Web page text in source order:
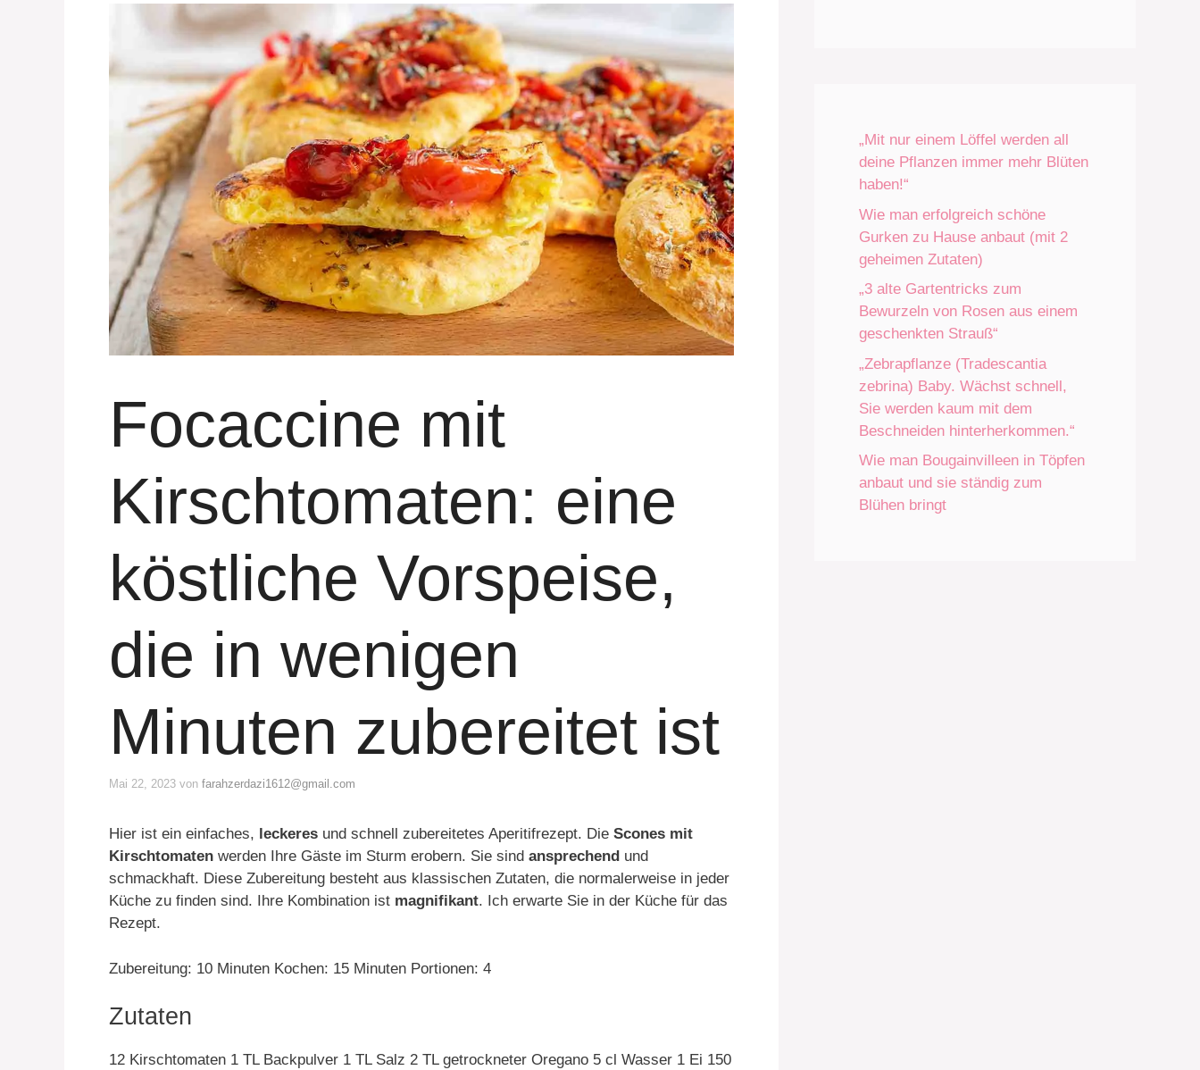
Focaccine mit
Kirschtomaten: eine
köstliche Vorspeise,
die in wenigen
Minuten zubereitet ist
Mai 22, 2023 von farahzerdazi1612@gmail.com
Hier ist ein einfaches, leckeres und schnell zubereitetes Aperitifrezept. Die Scones mit
Kirschtomaten werden Ihre Gäste im Sturm erobern. Sie sind ansprechend und
schmackhaft. Diese Zubereitung besteht aus klassischen Zutaten, die normalerweise in jeder
Küche zu finden sind. Ihre Kombination ist magnifikant. Ich erwarte Sie in der Küche für das
Rezept.
Zubereitung: 10 Minuten Kochen: 15 Minuten Portionen: 4
Zutaten
12 Kirschtomaten 1 TL Backpulver 1 TL Salz 2 TL getrockneter Oregano 5 cl Wasser 1 Ei 150
„Mit nur einem Löffel werden all
deine Pflanzen immer mehr Blüten
haben!“
Wie man erfolgreich schöne
Gurken zu Hause anbaut (mit 2
geheimen Zutaten)
„3 alte Gartentricks zum
Bewurzeln von Rosen aus einem
geschenkten Strauß“
„Zebrapflanze (Tradescantia
zebrina) Baby. Wächst schnell,
Sie werden kaum mit dem
Beschneiden hinterherkommen.“
Wie man Bougainvilleen in Töpfen
anbaut und sie ständig zum
Blühen bringt